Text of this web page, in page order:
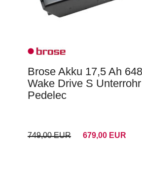
Brose Akku 17,5 Ah
Wake Drive S
Pedelec
749,00 EUR 679,00 EUR